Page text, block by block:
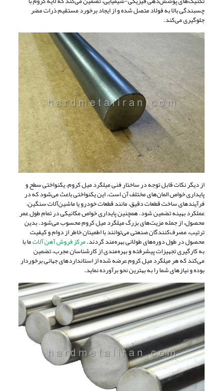
چسبندگی بالا به فولاد متصل شده و از ایجاد برخورد مستقیم ذرات مضر
جلوگیری می‌کند.
از دیگر نکات قابل توجه در ساختار فنی میلگرد میل کروم، یکنواختی سطح و
پایداری خواص المان‌های مختلف آن است. این یکنواختی باعث می‌شود که در
فرآیندهای ساخت قطعات دقیق، مانند قطعات خودرو یا ماشین‌آلات سنگین،
عملکرد بهینه تضمین شود. همچنین پایداری خواص مکانیکی در تمام طول عمر
محصول، از جمله مزیت‌های بزرگ میلگرد میل کروم محسوب می‌شود. بدین
ترتیب، مصرف‌کنندگان صنعتی می‌توانند با اطمینان خاطر از دوام و کیفیت
محصول در طول دوره‌های طولانی بهره‌مند گردند.مرکز فروش آهن آلاتما با
به کارگیری تجهیزات پیشرفته و بهره‌مندی از کارشناسان مجرب، تضمین
می‌کند که هر میلگرد میل کروم عرضه شده از استانداردهای جهانی برخوردار
بوده و نیازهای شما را به بهترین نحو برآورده نماید.